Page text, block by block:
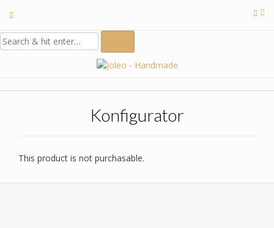
content
Konfigurator
This product is not purchasable.